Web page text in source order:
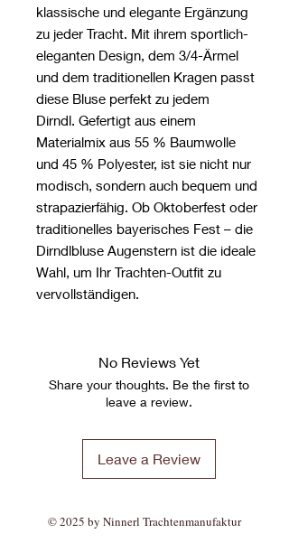
klassische und elegante Ergänzung
zu jeder Tracht. Mit ihrem sportlich-
eleganten Design, dem 3/4-Ärmel
und dem traditionellen Kragen passt
diese Bluse perfekt zu jedem
Dirndl. Gefertigt aus einem
Materialmix aus 55 % Baumwolle
und 45 % Polyester, ist sie nicht nur
modisch, sondern auch bequem und
strapazierfähig. Ob Oktoberfest oder
traditionelles bayerisches Fest – die
Dirndlbluse Augenstern ist die ideale
Wahl, um Ihr Trachten-Outfit zu
vervollständigen.
No Reviews Yet
Share your thoughts. Be the first to
leave a review.
Leave a Review
© 2025 by Ninnerl Trachtenmanufaktur